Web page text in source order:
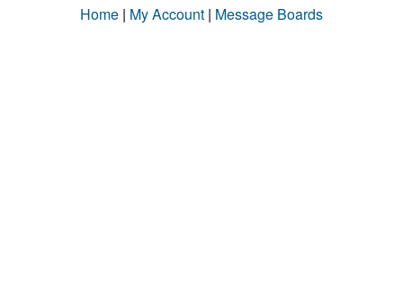
Home | My Account | Message Boards